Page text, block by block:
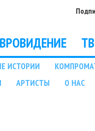
ИСТОРИИ
АРТИСТЫ О НАС